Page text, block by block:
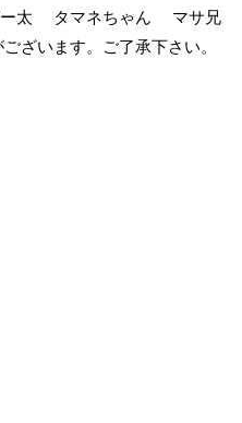
太 タマネちゃん マサ兄
ざいます。ご了承下さい。